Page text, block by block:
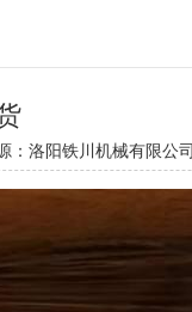
洛阳铁川机械有限公司